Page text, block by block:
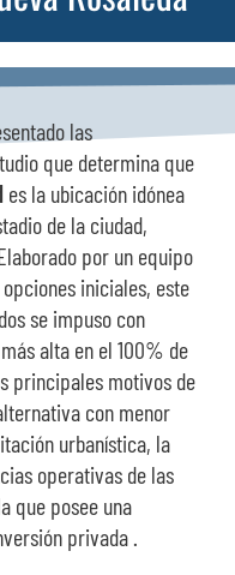
las
que determina que
es la ubicación idónea
de la ciudad,
por un equipo
iniciales, este
se impuso con
alta en el 100% de
principales motivos de
con menor
urbanística, la
operativas de las
que posee una
privada .